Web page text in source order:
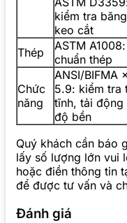
kiểm tra băng
keo cắt
Thép
ASTM
chuẩn thép
Chức
năng
ANSI/BIFMA ×
5.9: kiểm tra
tĩnh, tải động
độ bền
Quý khách cần báo
lấy số lượng lớn vui
hoặc điền thông tin
để được tư vấn và
Đánh giá